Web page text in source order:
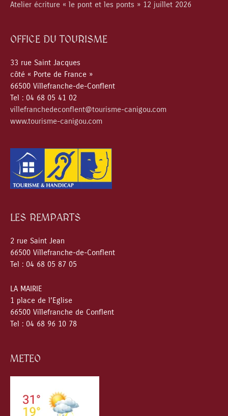
Atelier écriture « le pont et les ponts » 12 juillet 2026
OFFICE DU TOURISME
33 rue Saint Jacques
côté « Porte de France »
66500 Villefranche-de-Conflent
Tel : 04 68 05 41 02
villefranchedeconflent@tourisme-canigou.com
www.tourisme-canigou.com
LES REMPARTS
2 rue Saint Jean
66500 Villefranche-de-Conflent
Tel : 04 68 05 87 05
LA MAIRIE
1 place de l’Eglise
66500 Villefranche de Conflent
Tel : 04 68 96 10 78
METEO